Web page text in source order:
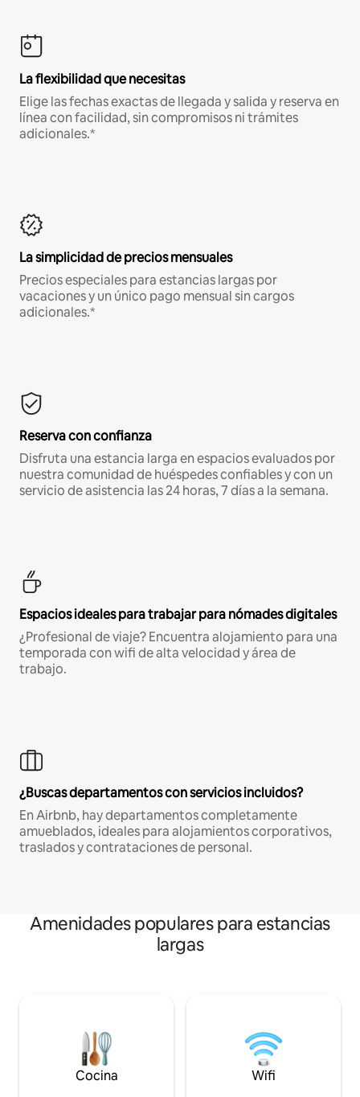
La flexibilidad que necesitas
Elige las fechas exactas de llegada y salida y reserva en
línea con facilidad, sin compromisos ni trámites
adicionales.*
La simplicidad de precios mensuales
Precios especiales para estancias largas por
vacaciones y un único pago mensual sin cargos
adicionales.*
Reserva con confianza
Disfruta una estancia larga en espacios evaluados por
nuestra comunidad de huéspedes confiables y con un
servicio de asistencia las 24 horas, 7 días a la semana.
Espacios ideales para trabajar para nómades digitales
¿Profesional de viaje? Encuentra alojamiento para una
temporada con wifi de alta velocidad y área de
trabajo.
¿Buscas departamentos con servicios incluidos?
En Airbnb, hay departamentos completamente
amueblados, ideales para alojamientos corporativos,
traslados y contrataciones de personal.
Amenidades populares para estancias
largas
Cocina Wifi